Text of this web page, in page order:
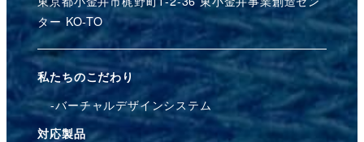
ター KO-TO
私たちのこだわり
バーチャルデザインシステム
対応製品